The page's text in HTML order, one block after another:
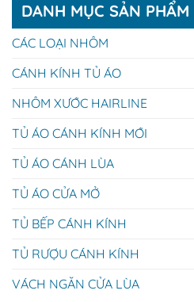
DANH MỤC SẢN PHẨM
CÁC LOẠI NHÔM
CÁNH KÍNH TỦ ÁO
NHÔM XƯỚC HAIRLINE
TỦ ÁO CÁNH KÍNH MỚI
TỦ ÁO CÁNH LÙA
TỦ ÁO CỬA MỞ
TỦ BẾP CÁNH KÍNH
TỦ RƯỢU CÁNH KÍNH
VÁCH NGĂN CỬA LÙA